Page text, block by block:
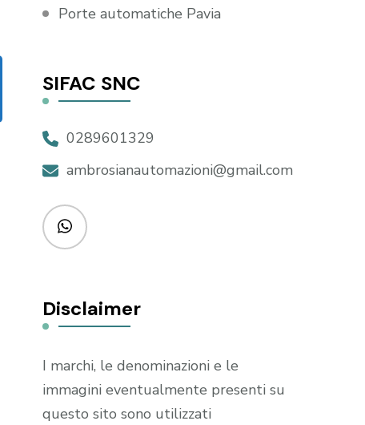
Porte automatiche Pavia
SIFAC SNC
0289601329
ambrosianautomazioni@gmail.com
Disclaimer
I marchi, le denominazioni e le
immagini eventualmente presenti su
questo sito sono utilizzati